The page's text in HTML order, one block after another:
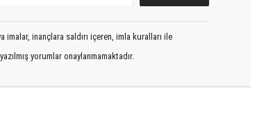
inançlara saldırı içeren, imla kuralları ile
yorumlar onaylanmamaktadır.